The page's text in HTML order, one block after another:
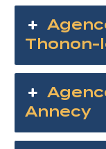
Thonon-
Annecy